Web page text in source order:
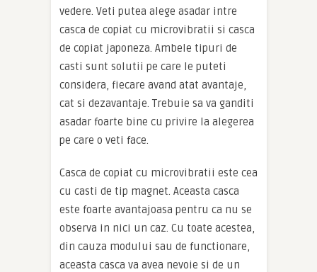
vedere. Veti putea alege asadar intre
casca de copiat cu microvibratii si casca
de copiat japoneza. Ambele tipuri de
casti sunt solutii pe care le puteti
considera, fiecare avand atat avantaje,
cat si dezavantaje. Trebuie sa va ganditi
asadar foarte bine cu privire la alegerea
pe care o veti face.
Casca de copiat cu microvibratii este cea
cu casti de tip magnet. Aceasta casca
este foarte avantajoasa pentru ca nu se
observa in nici un caz. Cu toate acestea,
din cauza modului sau de functionare,
aceasta casca va avea nevoie si de un